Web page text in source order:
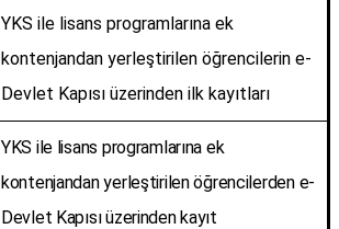
YKS ile lisans programlarına ek
kontenjandan yerleştirilen öğrencilerin e-
Devlet Kapısı üzerinden ilk kayıtları
YKS ile lisans programlarına ek
kontenjandan yerleştirilen öğrencilerden e-
Devlet Kapısı üzerinden kayıt